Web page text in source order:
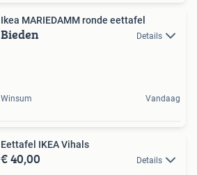
Ikea MARIEDAMM ronde eettafel
Bieden Details
Winsum Vandaag
Eettafel IKEA Vihals
€ 40,00 Details